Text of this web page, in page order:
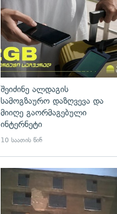
შეიძინე ალდაგის
სამოგზაურო დაზღვევა და
მიიღე გაორმაგებული
ინტერნეტი
10 საათის წინ